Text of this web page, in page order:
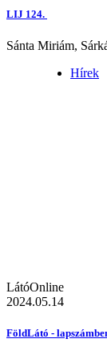
LIJ 124.
Sánta Miriám,
Hírek
LátóOnline
2024.05.14
FöldLátó -